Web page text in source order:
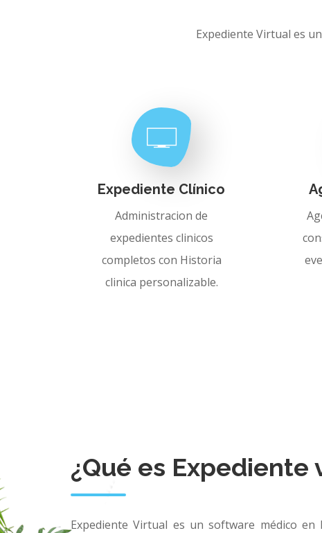
Expediente Virtual es
Expediente Clínico
Administracion de
expedientes clinicos
completos con Historia
clinica personalizable.
¿Qué es Expediente
Expediente Virtual es un software médico